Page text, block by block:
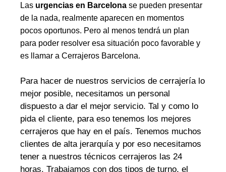
Las urgencias en Barcelona se pueden presentar
de la nada, realmente aparecen en momentos
pocos oportunos. Pero al menos tendrá un plan
para poder resolver esa situación poco favorable y
es llamar a Cerrajeros Barcelona.
Para hacer de nuestros servicios de cerrajería lo
mejor posible, necesitamos un personal
dispuesto a dar el mejor servicio. Tal y como lo
pida el cliente, para eso tenemos los mejores
cerrajeros que hay en el país. Tenemos muchos
clientes de alta jerarquía y por eso necesitamos
tener a nuestros técnicos cerrajeros las 24
horas. Trabajamos con dos tipos de turno, el